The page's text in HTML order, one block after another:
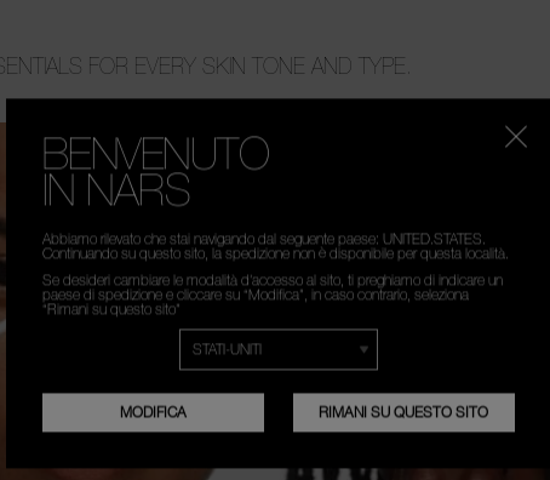
FOR EVERY SKIN TONE AND TYPE.
BENVENUTO
IN NARS
Abbiamo rilevato che stai navigando dal seguente paese: UNITED.STATES.
Continuando su questo sito, la spedizione non è disponibile per questa località.
Se desideri cambiare le modalità d’accesso al sito, ti preghiamo di indicare un
paese di spedizione e cliccare su “Modifica”, in caso contrario, seleziona
“Rimani su questo sito”
MODIFICA RIMANI SU QUESTO SITO